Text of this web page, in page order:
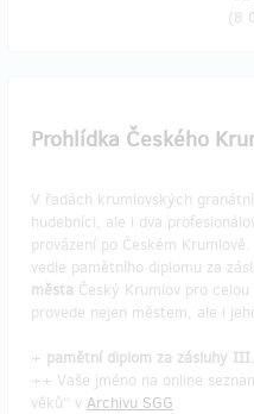
(8
Prohlídka Českého
V řadách krumlovských
hudebníci, ale i dva
provázení po Českém
vedle pamětního diplomu za
města Český Krumlov pro celou
provede nejen městem, ale i
+ pamětní diplom za zásluhy
++ Vaše jméno na online
věků“ v Archivu SGG